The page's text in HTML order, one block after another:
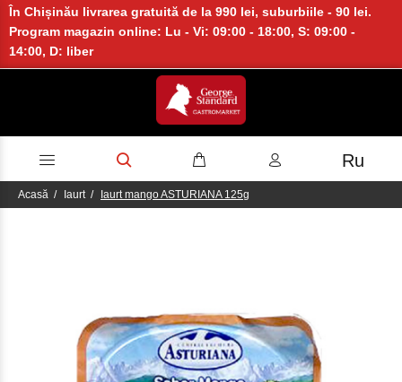
În Chișinău livrarea gratuită de la 990 lei, suburbiile - 90 lei.
Program magazin online: Lu - Vi: 09:00 - 18:00, S: 09:00 -
14:00, D: liber
Ru
Acasă Iaurt Iaurt mango ASTURIANA 125g